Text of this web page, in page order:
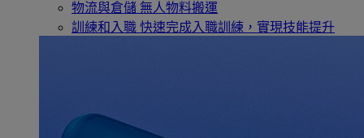
物流與倉儲 無人物料搬運
訓練和入職 快速完成入職訓練，實現技能提升